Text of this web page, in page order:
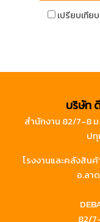
เปรียบเทียบ
บริษัท
สำนักงาน 82/7-8
ปทุ
โรงงานและคลังสิน
อ.ลา
82/